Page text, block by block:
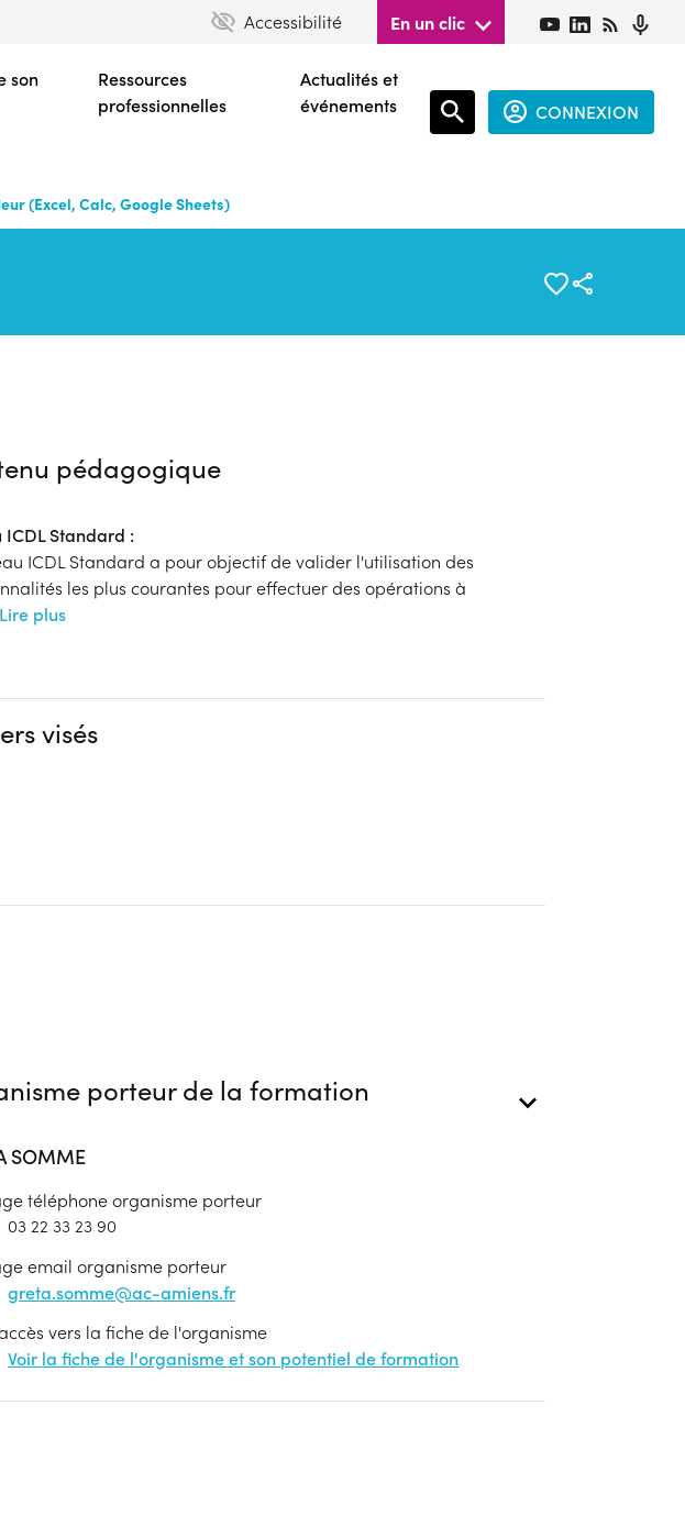
Accessibilité En un clic
son
Ressources
professionnelles
Actualités et
événements
CONNEXION
(Excel, Calc, Google Sheets)
pédagogique
ICDL Standard :
ICDL Standard a pour objectif de valider l'utilisation des
les plus courantes pour effectuer des opérations à
Lire plus
visés
porteur de la formation
SOMME
téléphone organisme porteur
03 22 33 23 90
email organisme porteur
greta.somme@ac-amiens.fr
vers la fiche de l'organisme
Voir la fiche de l'organisme et son potentiel de formation